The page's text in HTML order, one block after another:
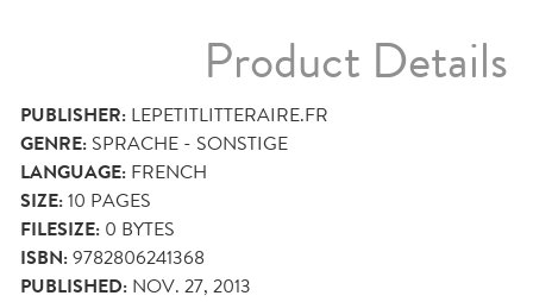
Product Details
PUBLISHER: LEPETITLITTERAIRE.FR
GENRE: SPRACHE - SONSTIGE
LANGUAGE: FRENCH
SIZE:10 PAGES
FILESIZE: 0 BYTES
ISBN:9782806241368
PUBLISHED: NOV. 27, 2013